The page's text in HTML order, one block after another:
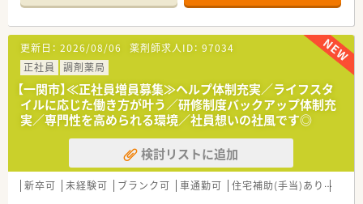
【店舗情報と応需状況について】
■JR大船渡線の千厩駅から徒歩10分ほどの場所に位置しお車で
の通勤も大変便利な調剤薬局でございます。
■近隣医療機関から内科や脳神経内科の処方箋を1日あたり約
60枚応需しているほか施設在宅も担当します。
■現在は常勤薬剤師が2名と医療事務スタッフ2名が在籍してお
り協力しながら日々の業務に取り組んでおります。
【法人特徴について】
■岩手県内に本社を置き地域に根差した店舗展開を続けている
調剤薬局チェーンであり成長を続ける優良企業です。
■社員一人ひとりの生活を尊重する温かい社風があり一方的な
異動や無理な働き方を強いることはありません。
更新日： 2026/08/06 薬剤師求人ID： 97034
正社員
調剤薬局
【一関市】≪正社員増員募集≫ヘルプ体制充実／ライフスタ
イルに応じた働き方が叶う／研修制度バックアップ体制充
実／専門性を高められる環境／社員想いの社風です◎
検討リストに追加
新卒可 未経験可 ブランク可 車通勤可 住宅補助(手当)あり